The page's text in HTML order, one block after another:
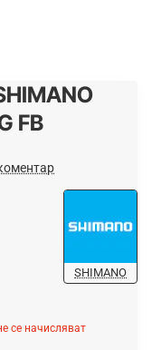
FB
SHIMANO
се начисляват